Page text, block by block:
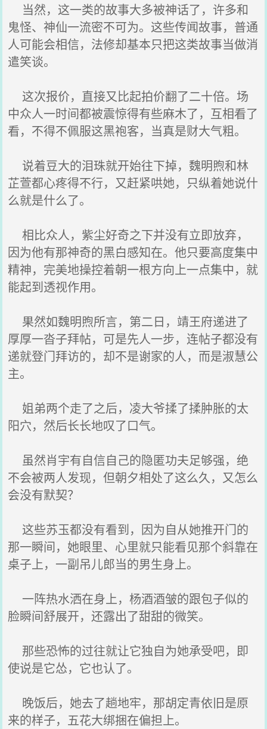
当然，这一类的故事大多被神话了，许多和
鬼怪、神仙一流密不可为。这些传闻故事，普通
人可能会相信，法修却基本只把这类故事当做消
遣笑谈。
这次报价，直接又比起拍价翻了二十倍。场
中众人一时间都被震惊得有些麻木了，互相看了
看，不得不佩服这黑袍客，当真是财大气粗。
说着豆大的泪珠就开始往下掉，魏明煦和林
芷萱都心疼得不行，又赶紧哄她，只纵着她说什
么就是什么了。
相比众人，紫尘好奇之下并没有立即放弃，
因为他有那神奇的黑白感知在。他只要高度集中
精神，完美地操控着朝一根方向上一点集中，就
能起到透视作用。
果然如魏明煦所言，第二日，靖王府递进了
厚厚一沓子拜帖，可是先人一步，连帖子都没有
递就登门拜访的，却不是谢家的人，而是淑慧公
主。
姐弟两个走了之后，凌大爷揉了揉肿胀的太
阳穴，然后长长地叹了口气。
虽然肖宇有自信自己的隐匿功夫足够强，绝
不会被两人发现，但朝夕相处了这么久，又怎么
会没有默契？
这些苏玉都没有看到，因为自从她推开门的
那一瞬间，她眼里、心里就只能看见那个斜靠在
桌子上，一副吊儿郎当的男生身上。
一阵热水洒在身上，杨酒酒皱的跟包子似的
脸瞬间舒展开，还露出了甜甜的微笑。
那些恐怖的过往就让它独自为她承受吧，即
使说是它怂，它也认了。
晚饭后，她去了趟地牢，那胡定青依旧是原
来的样子，五花大绑捆在偏担上。